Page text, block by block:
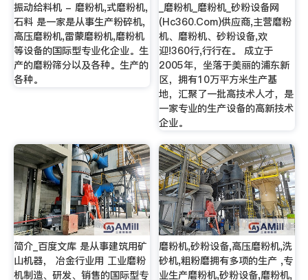
振动给料机 - 磨粉机,式磨粉机,
石料 是一家是从事生产粉碎机,
高压磨粉机,雷蒙磨粉机,磨粉机
等设备的国际型专业化企业。生
产的磨粉筛分以及各种。生产的
各种。
_磨粉机_磨粉机_砂粉设备网
(Hc360.Com)供应商,主营磨粉
机、磨粉机、砂粉设备,欢
迎!360行,行行在。 成立于
2005年，坐落于美丽的浦东新
区，拥有10万平方米生产基
地，汇聚了一批高技术人才，是
一家专业的生产设备的高新技术
企业。
简介_百度文库 是从事建筑用矿
山机器， 冶金行业用 工业磨粉
机制造、研发、销售的国际型专
磨粉机,砂粉设备,高压磨粉机,洗
砂机,粗粉磨拥有多项的生产 ,专
业生产磨粉机,砂粉设备,磨粉机,